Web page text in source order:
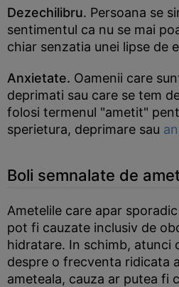
Dezechilibru. Persoana se
sentimentul ca nu se mai
chiar senzatia unei lipse de
Anxietate. Oamenii care
deprimati sau care se tem
folosi termenul "ametit"
sperietura, deprimare sau
Boli semnalate de
Ametelile care apar
pot fi cauzate inclusiv de
hidratare. In schimb, atunci
despre o frecventa ridicata
ameteala, cauza ar putea fi